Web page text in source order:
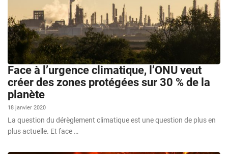
Face à l’urgence climatique, l’ONU veut
créer des zones protégées sur 30 % de la
planète
18 janvier 2020
La question du dérèglement climatique est une question de plus en
plus actuelle. Et face …